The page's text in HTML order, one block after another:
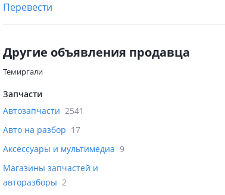
Перевести
Другие объявления продавца
Темиргали
Запчасти
Автозапчасти 2541
Авто на разбор 17
Аксессуары и мультимедиа 9
Магазины запчастей и
авторазборы 2